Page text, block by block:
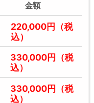
金額
220,000円（税
込）
330,000円（税
込）
330,000円（税
込）